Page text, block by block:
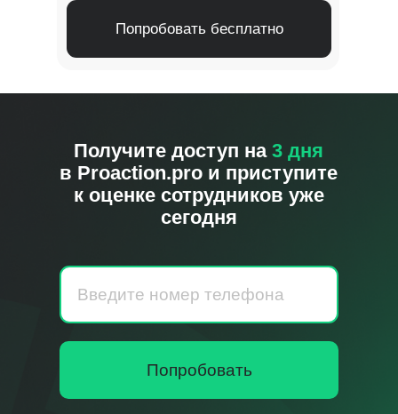
Попробовать бесплатно
Получите доступ на 3 дня
в Proaction.pro и приступите
к оценке сотрудников уже
сегодня
Попробовать